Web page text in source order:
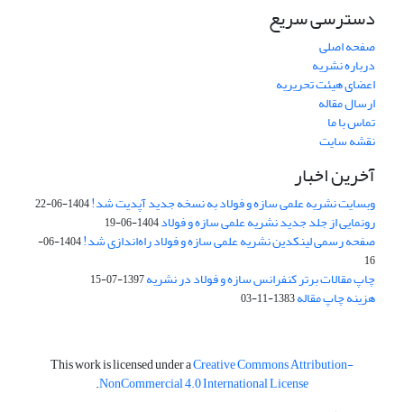
دسترسی سریع
صفحه اصلی
درباره نشریه
اعضای هیئت تحریریه
ارسال مقاله
تماس با ما
نقشه سایت
آخرین اخبار
وبسایت نشریه علمی سازه و فولاد به نسخه جدید آپدیت شد!1404-06-22
رونمایی از جلد جدید نشریه علمی سازه و فولاد1404-06-19
صفحه رسمی لینکدین نشریه علمی سازه و فولاد راه‌اندازی شد!
1404-06-
16
چاپ مقالات برتر کنفرانس سازه و فولاد در نشریه1397-07-15
هزینه چاپ مقاله1383-11-03
This work is licensed under aCreative Commons Attribution-
NonCommercial 4.0 International License
.